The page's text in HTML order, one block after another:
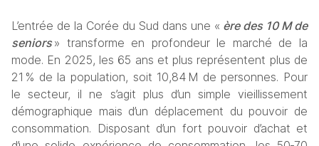
L’entrée de la Corée du Sud dans une « ère des 10 M de
seniors » transforme en profondeur le marché de la
mode. En 2025, les 65 ans et plus représentent plus de
21 % de la population, soit 10,84 M de personnes. Pour
le secteur, il ne s’agit plus d’un simple vieillissement
démographique mais d’un déplacement du pouvoir de
consommation. Disposant d’un fort pouvoir d’achat et